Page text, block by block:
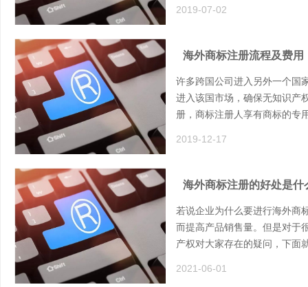
2019-07-02
海外商标注册流程及费用
许多跨国公司进入另外一个国
进入该国市场，确保无知识产
册，商标注册人享有商标的专
2019-12-17
海外商标注册的好处是什
若说企业为什么要进行海外商
而提高产品销售量。但是对于
产权对大家存在的疑问，下面
2021-06-01